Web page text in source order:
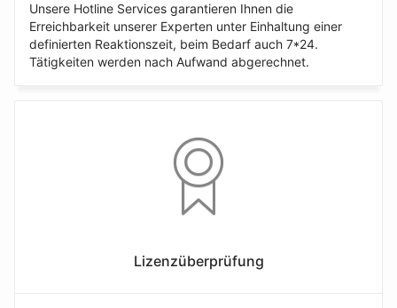
Unsere Hotline Services garantieren Ihnen die
Erreichbarkeit unserer Experten unter Einhaltung einer
definierten Reaktionszeit, beim Bedarf auch 7*24.
Tätigkeiten werden nach Aufwand abgerechnet.
Lizenzüberprüfung